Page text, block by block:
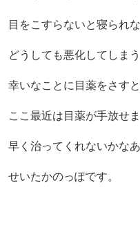
目をこすらないと寝られ
どうしても悪化してしま
幸いなことに目薬をさす
ここ最近は目薬が手放せま
早く治ってくれないかな
せいたかのっぽです。